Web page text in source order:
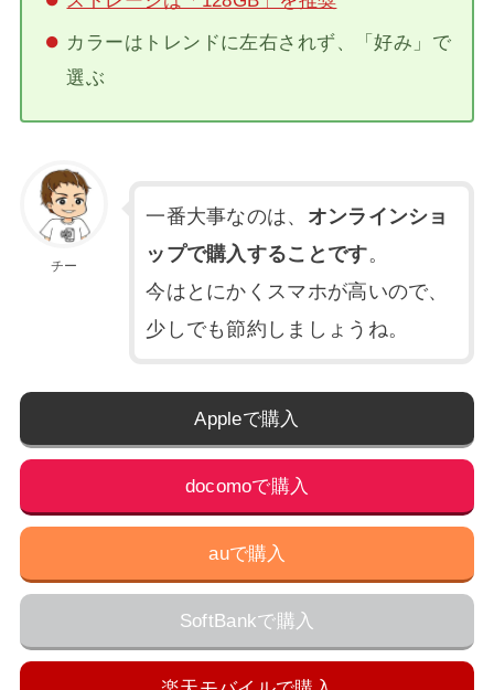
カラーはトレンドに左右されず、「好み」で
選ぶ
チー
一番大事なのは、 オンラインショ
ップで購入することです。
今はとにかくスマホが高いので、
少しでも節約しましょうね。
Appleで購入
docomoで購入
auで購入
SoftBankで購入